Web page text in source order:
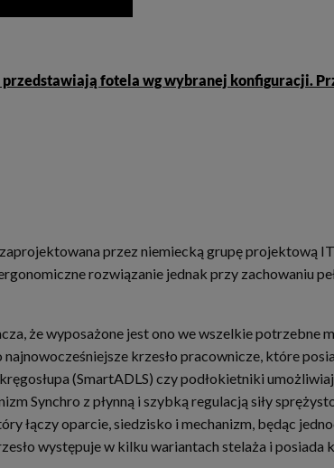
fotela wg wybranej konfiguracji.
przez niemiecką grupę projektową
rozwiązanie jednak przy zachowaniu
że wyposażone jest ono we wszelkie potrzebne
krzesło pracownicze, które
(SmartADLS) czy podłokietniki
Synchro z płynną i szybką regulacją siły
łączy oparcie, siedzisko i mechanizm, będąc
występuje w kilku wariantach stelaża i